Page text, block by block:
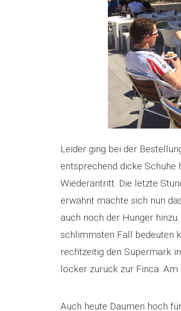
Leider ging bei der
entsprechend dicke Schuhe
Wiederantritt. Die letzte
erwähnt machte sich nun
auch noch der Hunger
schlimmsten Fall bedeuten
rechtzeitig den Supermark
locker zurück zur Finca.
Auch heute Daumen hoch